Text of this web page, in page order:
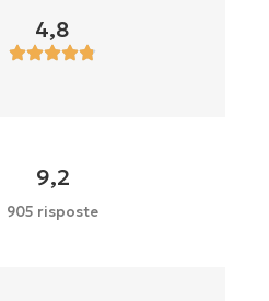
4,8
9,2
905 risposte